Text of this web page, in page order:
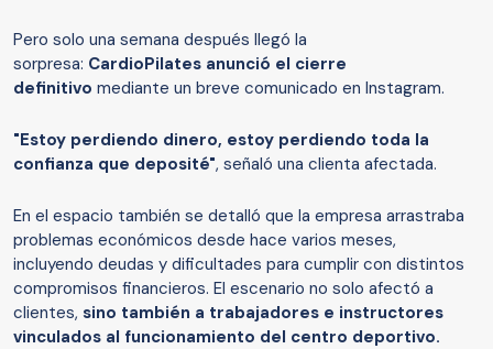
Pero solo una semana después llegó la
sorpresa: CardioPilates anunció el cierre
definitivo mediante un breve comunicado en Instagram.
"Estoy perdiendo dinero, estoy perdiendo toda la
confianza que deposité", señaló una clienta afectada.
En el espacio también se detalló que la empresa arrastraba
problemas económicos desde hace varios meses,
incluyendo deudas y dificultades para cumplir con distintos
compromisos financieros. El escenario no solo afectó a
clientes, sino también a trabajadores e instructores
vinculados al funcionamiento del centro deportivo.